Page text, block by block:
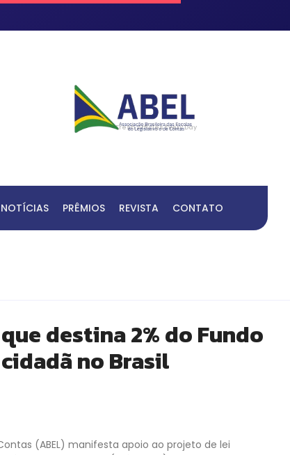
Fresh Articles Every Day
NOTÍCIAS PRÊMIOS REVISTA CONTATO
destina 2% do Fundo
no Brasil
(ABEL) manifesta apoio ao projeto de lei